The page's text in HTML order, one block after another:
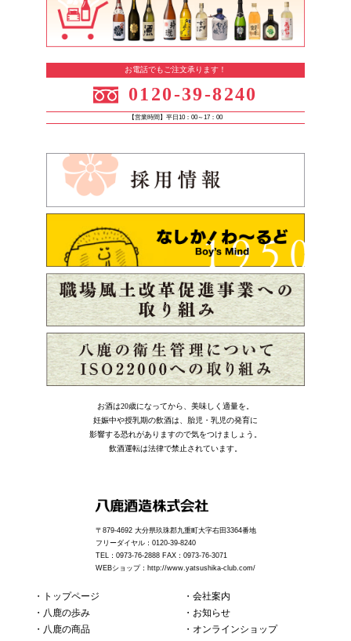
お電話でもご注文承ります！
0120-39-8240
【営業時間】平日10：00～17：00
お酒は20歳になってから、美味しく適量を。
妊娠中や授乳期の飲酒は、胎児・乳児の発育に
影響する恐れがありますので気をつけましょう。
飲酒運転は法律で禁止されています。
〒879-4692 大分県玖珠郡九重町大字右田3364番地
フリーダイヤル：0120-39-8240
TEL：0973-76-2888 FAX：0973-76-3071
WEBショップ： http://www.yatsushika-club.com/
トップページ
八鹿の歩み
八鹿の商品
会社案内
お知らせ
オンラインショップ